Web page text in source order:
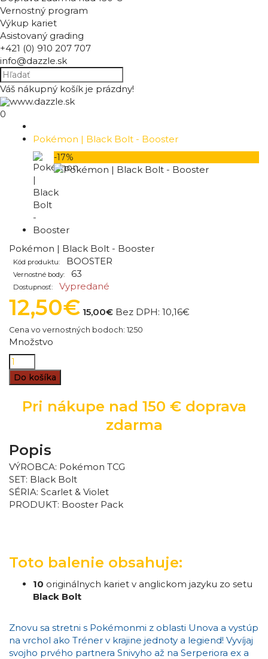
Vernostný program
Výkup kariet
Asistovaný grading
+421 (0) 910 207 707
info@dazzle.sk
Váš nákupný košík je prázdny!
0
Pokémon | Black Bolt - Booster
-17%
Pokémon | Black Bolt - Booster
Kód produktu: BOOSTER
Vernostné body: 63
Dostupnosť: Vypredané
12,50€ 15,00€ Bez DPH: 10,16€
Cena vo vernostných bodoch: 1250
Množstvo
Do košíka
Pri nákupe nad 150 € doprava
zdarma
Popis
VÝROBCA: Pokémon TCG
SET: Black Bolt
SÉRIA: Scarlet & Violet
PRODUKT: Booster Pack
Toto balenie obsahuje:
10 originálnych kariet v anglickom jazyku zo setu
Black Bolt
Znovu sa stretni s Pokémonmi z oblasti Unova a vystúp
na vrchol ako Tréner v krajine jednoty a legiend! Vyvíjaj
svojho prvého partnera Snivyho až na Serperiora ex a